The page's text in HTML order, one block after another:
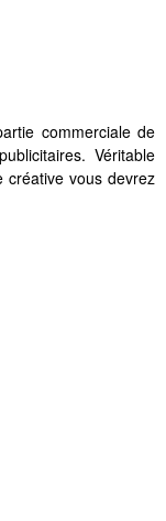
commerciale de
Véritable
vous devrez